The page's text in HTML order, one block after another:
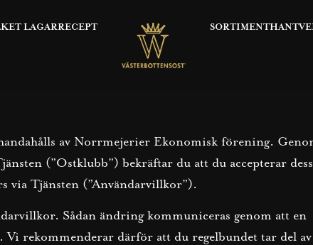
RECEPT
LAGAR SORTIMENT
av Norrmejerier Ekonomisk förening.
(”Ostklubb”) bekräftar du att du accepterar
via Tjänsten (”Användarvillkor”).
Sådan ändring kommuniceras genom att en
Vi rekommenderar därför att du regelbundet tar del av